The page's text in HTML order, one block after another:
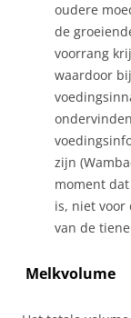
oudere
de
voorrang
waardoor
zijn
moment
is, niet voor
van de
Melkvolume